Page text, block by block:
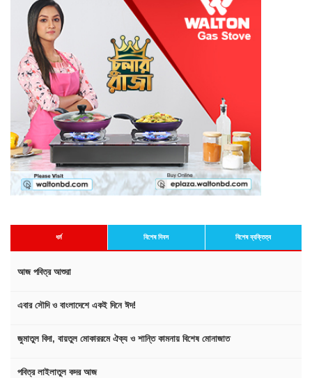
ধর্ম বিশেষ দিবস বিশেষ ব্যক্তিত্ব
আজ পবিত্র আশুরা
এবার সৌদি ও বাংলাদেশে একই দিনে ঈদ!
জুমাতুল বিদা, বায়তুল মোকাররমে ঐক্য ও শান্তি কামনায় বিশেষ মোনাজাত
পবিত্র লাইলাতুল কদর আজ